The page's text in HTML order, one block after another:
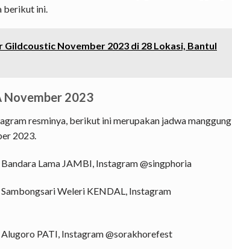
berikut ini.
Gildcoustic November 2023 di 28 Lokasi, Bantul
November 2023
resminya, berikut ini merupakan jadwa manggung
2023.
Lama JAMBI, Instagram @singphoria
Weleri KENDAL, Instagram
PATI, Instagram @sorakhorefest